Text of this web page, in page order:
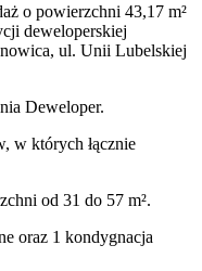
o powierzchni 43,17 m²
deweloperskiej
, ul. Unii Lubelskiej
Deweloper.
, w których łącznie
od 31 do 57 m².
oraz 1 kondygnacja